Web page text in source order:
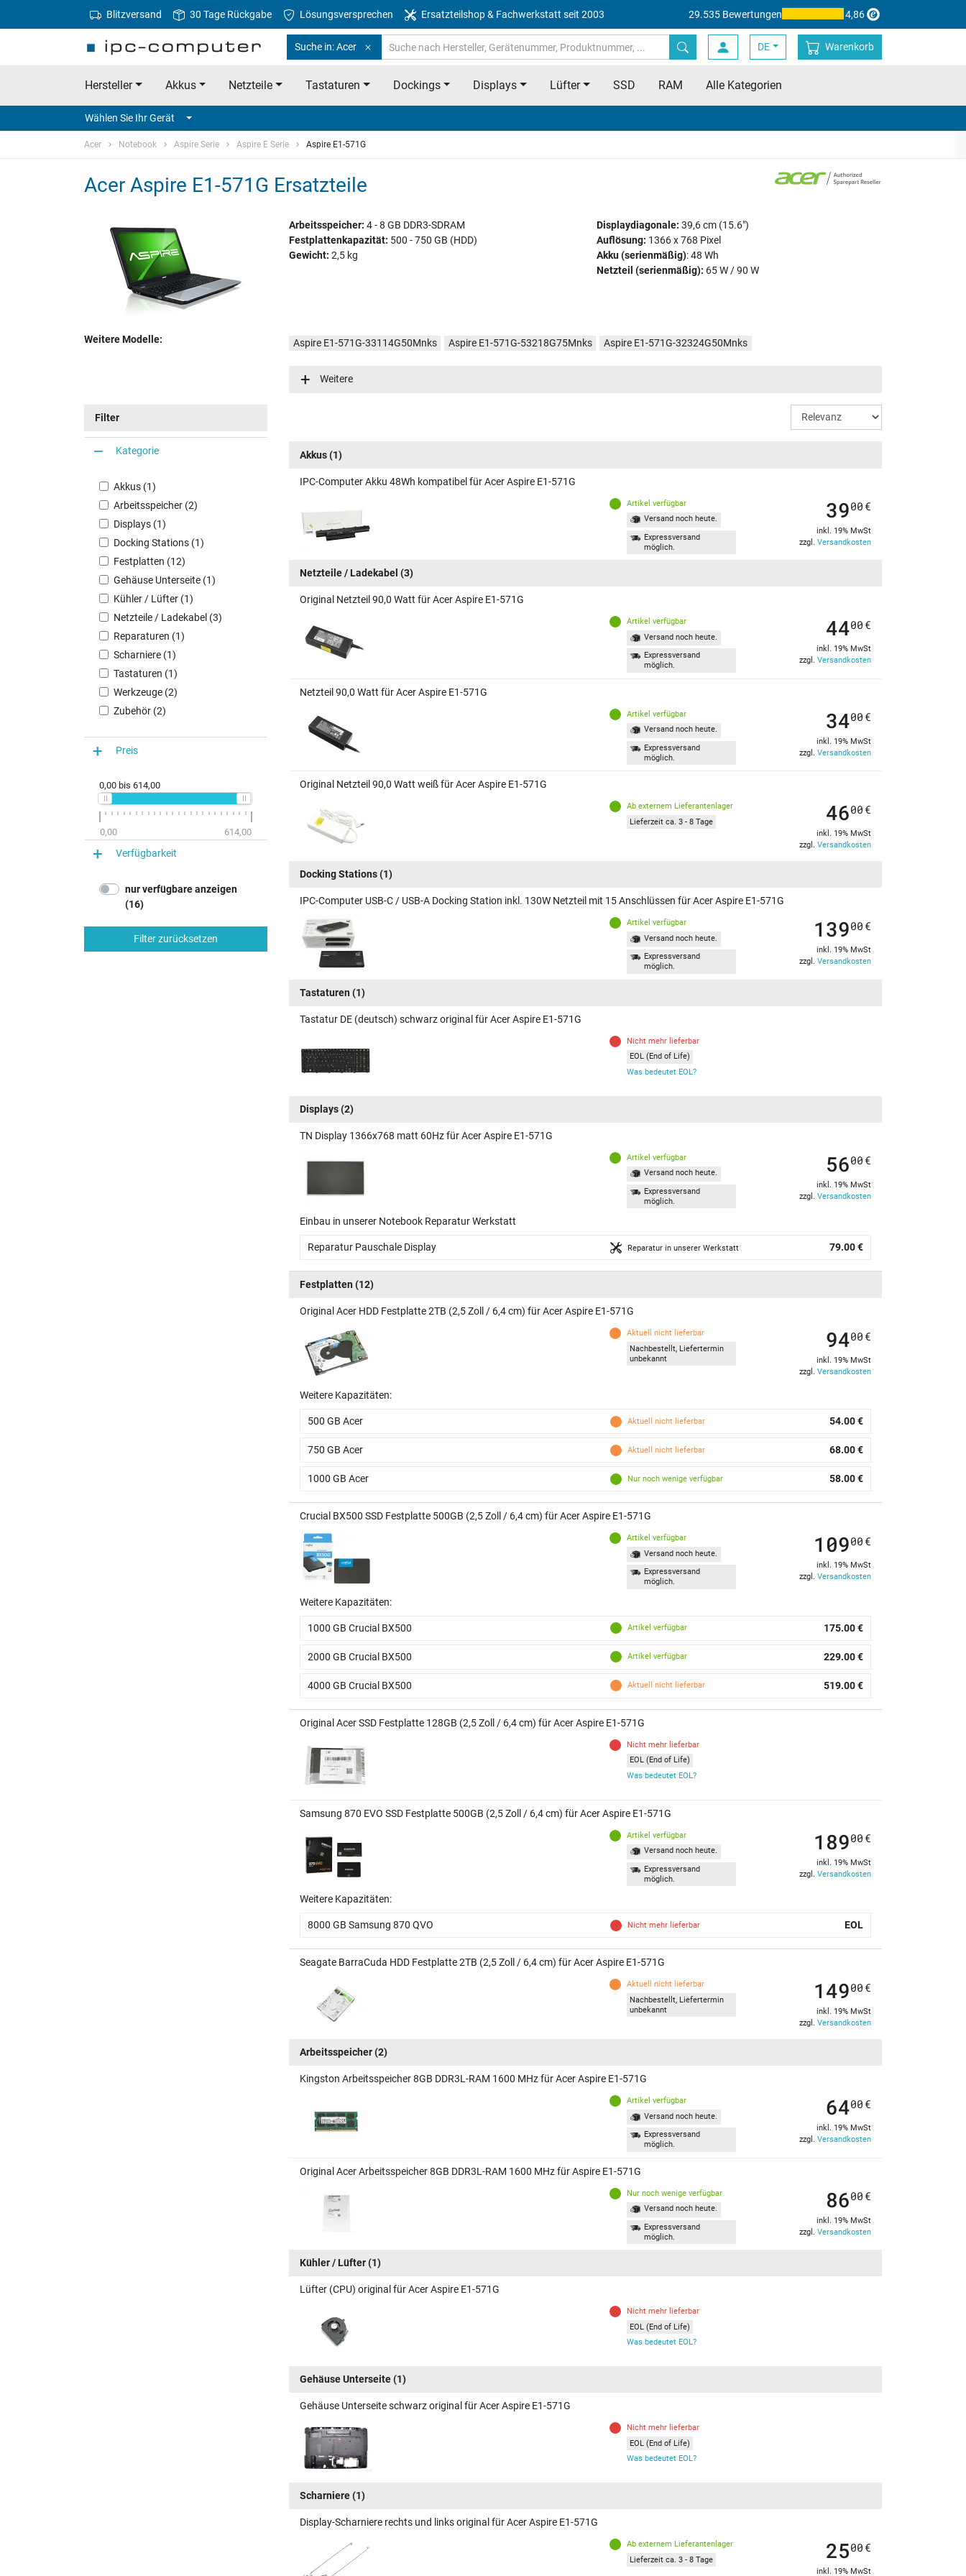
Blitzversand 30 Tage Rückgabe Lösungsversprechen Ersatzteilshop & Fachwerkstatt seit 2003 29.535 Bewertungen 4,86
Suche in: Acer DE Warenkorb
Hersteller Akkus Netzteile Tastaturen Dockings Displays Lüfter SSD RAM Alle Kategorien
Wählen Sie Ihr Gerät
Acer Notebook Aspire Serie Aspire E Serie Aspire E1-571G
Acer Aspire E1-571G Ersatzteile
Arbeitsspeicher: 4 - 8 GB DDR3-SDRAM
Festplattenkapazität: 500 - 750 GB (HDD)
Gewicht: 2,5 kg
Displaydiagonale: 39,6 cm (15.6")
Auflösung: 1366 x 768 Pixel
Akku (serienmäßig): 48 Wh
Netzteil (serienmäßig): 65 W / 90 W
Weitere Modelle: Aspire E1-571G-33114G50Mnks Aspire E1-571G-53218G75Mnks
Aspire E1-571G-32324G50Mnks
Aspire E1-571G-53238G50Mnks
Weitere
Filter
Kategorie
Akkus (1)
Arbeitsspeicher (2)
Displays (1)
Docking Stations (1)
Festplatten (12)
Gehäuse Unterseite (1)
Kühler / Lüfter (1)
Netzteile / Ladekabel (3)
Reparaturen (1)
Scharniere (1)
Tastaturen (1)
Werkzeuge (2)
Zubehör (2)
Preis
0,00 bis 614,00
0,00 614,00
Verfügbarkeit
nur verfügbare anzeigen
(16)
Filter zurücksetzen
Akkus(1)
IPC-Computer Akku 48Wh kompatibel für Acer Aspire E1-571G
Artikel verfügbar
Versand noch heute.
Expressversand
möglich.
3900 €
inkl. 19% MwSt
zzgl. Versandkosten
Netzteile / Ladekabel (3)
Original Netzteil 90,0 Watt für Acer Aspire E1-571G
Artikel verfügbar
Versand noch heute.
Expressversand
möglich.
4400 €
inkl. 19% MwSt
zzgl. Versandkosten
Netzteil 90,0 Watt für Acer Aspire E1-571G
Artikel verfügbar
Versand noch heute.
Expressversand
möglich.
3400 €
inkl. 19% MwSt
zzgl. Versandkosten
Original Netzteil 90,0 Watt weiß für Acer Aspire E1-571G
Ab externem Lieferantenlager
Lieferzeit ca. 3 - 8 Tage
4600 €
inkl. 19% MwSt
zzgl. Versandkosten
Docking Stations(1)
IPC-Computer USB-C / USB-A Docking Station inkl. 130W Netzteil mit 15 Anschlüssen für Acer Aspire E1-571G
Artikel verfügbar
Versand noch heute.
Expressversand
möglich.
13900 €
inkl. 19% MwSt
zzgl. Versandkosten
Tastaturen (1)
Tastatur DE (deutsch) schwarz original für Acer Aspire E1-571G
Nicht mehr lieferbar
EOL (End of Life)
Was bedeutet EOL?
Displays(2)
TN Display 1366x768 matt 60Hz für Acer Aspire E1-571G
Artikel verfügbar
Versand noch heute.
Expressversand
möglich.
5600 €
inkl. 19% MwSt
zzgl. Versandkosten
Einbau in unserer Notebook Reparatur Werkstatt
Reparatur Pauschale Display Reparatur in unserer Werkstatt 79.00 €
Festplatten (12)
Original Acer HDD Festplatte 2TB (2,5 Zoll / 6,4 cm) für Acer Aspire E1-571G
Aktuell nicht lieferbar
Nachbestellt, Liefertermin
unbekannt
9400 €
inkl. 19% MwSt
zzgl. Versandkosten
Weitere Kapazitäten:
500 GB Acer Aktuell nicht lieferbar 54.00 €
750 GB Acer Aktuell nicht lieferbar 68.00 €
1000 GB Acer Nur noch wenige verfügbar 58.00 €
Crucial BX500 SSD Festplatte 500GB (2,5 Zoll / 6,4 cm) für Acer Aspire E1-571G
Artikel verfügbar
Versand noch heute.
Expressversand
möglich.
10900 €
inkl. 19% MwSt
zzgl. Versandkosten
Weitere Kapazitäten:
1000 GB Crucial BX500 Artikel verfügbar 175.00 €
2000 GB Crucial BX500 Artikel verfügbar 229.00 €
4000 GB Crucial BX500 Aktuell nicht lieferbar 519.00 €
Original Acer SSD Festplatte 128GB (2,5 Zoll / 6,4 cm) für Acer Aspire E1-571G
Nicht mehr lieferbar
EOL (End of Life)
Was bedeutet EOL?
Samsung 870 EVO SSD Festplatte 500GB (2,5 Zoll / 6,4 cm) für Acer Aspire E1-571G
Artikel verfügbar
Versand noch heute.
Expressversand
möglich.
18900 €
inkl. 19% MwSt
zzgl. Versandkosten
Weitere Kapazitäten:
8000 GB Samsung 870 QVO Nicht mehr lieferbar EOL
Seagate BarraCuda HDD Festplatte 2TB (2,5 Zoll / 6,4 cm) für Acer Aspire E1-571G
Aktuell nicht lieferbar
Nachbestellt, Liefertermin
unbekannt
14900 €
inkl. 19% MwSt
zzgl. Versandkosten
Arbeitsspeicher(2)
Kingston Arbeitsspeicher 8GB DDR3L-RAM 1600 MHz für Acer Aspire E1-571G
Artikel verfügbar
Versand noch heute.
Expressversand
möglich.
6400 €
inkl. 19% MwSt
zzgl. Versandkosten
Original Acer Arbeitsspeicher 8GB DDR3L-RAM 1600 MHz für Aspire E1-571G
Nur noch wenige verfügbar
Versand noch heute.
Expressversand
möglich.
8600 €
inkl. 19% MwSt
zzgl. Versandkosten
Kühler / Lüfter(1)
Lüfter (CPU) original für Acer Aspire E1-571G
Nicht mehr lieferbar
EOL (End of Life)
Was bedeutet EOL?
Gehäuse Unterseite(1)
Gehäuse Unterseite schwarz original für Acer Aspire E1-571G
Nicht mehr lieferbar
EOL (End of Life)
Was bedeutet EOL?
Scharniere(1)
Display-Scharniere rechts und links original für Acer Aspire E1-571G
Ab externem Lieferantenlager
Lieferzeit ca. 3 - 8 Tage
2500 €
inkl. 19% MwSt